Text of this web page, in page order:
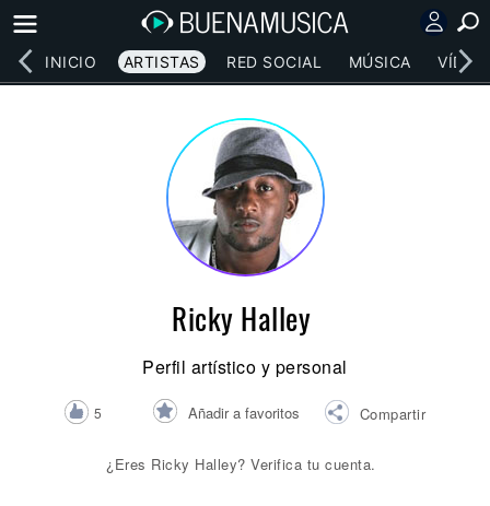
INICIO ARTISTAS RED SOCIAL MÚSICA
Ricky Halley
Perfil artístico y personal
5 Añadir a favoritos Compartir
¿Eres Ricky Halley? Verifica tu cuenta.